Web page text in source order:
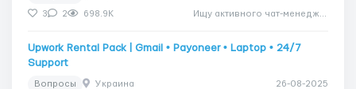
3 2 698.9K
Upwork Rental Pack | Gmail • Payoneer • Laptop • 24/7
Support
Вопросы Украина 26-08-2025